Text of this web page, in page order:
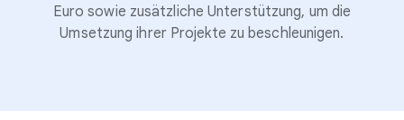
Euro sowie zusätzliche Unterstützung, um die
Umsetzung ihrer Projekte zu beschleunigen.